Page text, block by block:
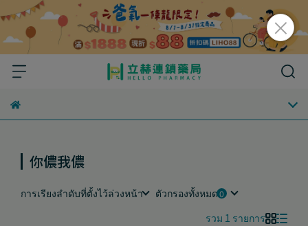
你儂我儂
การเรียงลำดับที่ตั้งไว้ล่วงหน้า
ตัวกรองทั้งหมด
รวม 1 รายการ